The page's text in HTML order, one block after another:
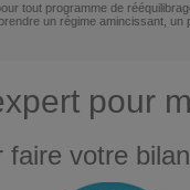
tout programme de
un régime amincissant, un
pour
votre